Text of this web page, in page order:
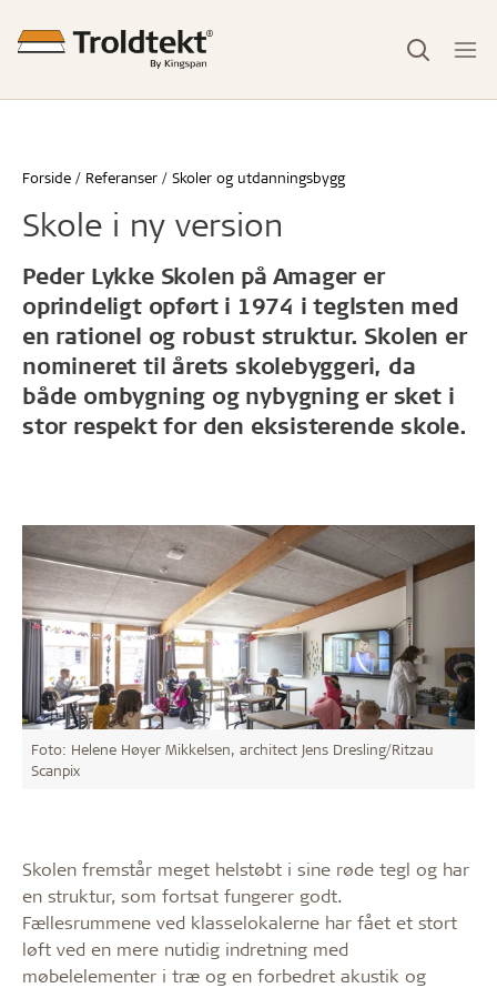
Forside Referanser Skoler og utdanningsbygg
Skole i ny version
Peder Lykke Skolen på Amager er
oprindeligt opført i 1974 i teglsten med
en rationel og robust struktur. Skolen er
nomineret til årets skolebyggeri, da
både ombygning og nybygning er sket i
stor respekt for den eksisterende skole.
Foto: Helene Høyer Mikkelsen, architect Jens Dresling/Ritzau
Scanpix
Skolen fremstår meget helstøbt i sine røde tegl og har
en struktur, som fortsat fungerer godt.
Fællesrummene ved klasselokalerne har fået et stort
løft ved en mere nutidig indretning med
møbelelementer i træ og en forbedret akustik og